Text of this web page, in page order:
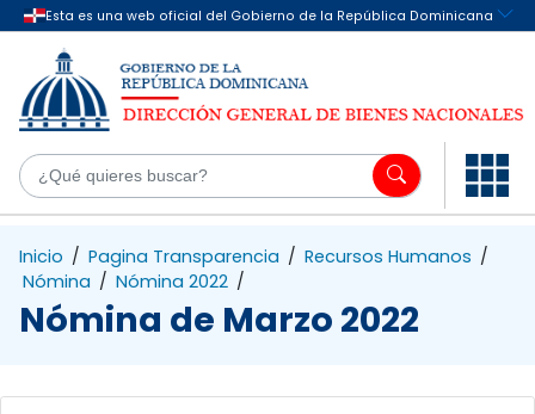
Saltar al contenido principal
Inicio / Pagina Transparencia / Recursos Humanos /
Nómina / Nómina 2022 /
Nómina de Marzo 2022